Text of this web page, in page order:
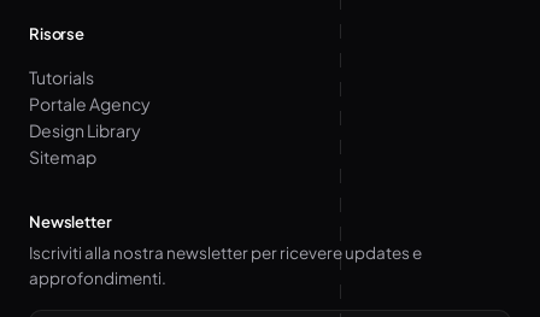
Risorse
Tutorials
Portale Agency
Design Library
Sitemap
Newsletter
Iscriviti alla nostra newsletter per ricevere updates e
approfondimenti.